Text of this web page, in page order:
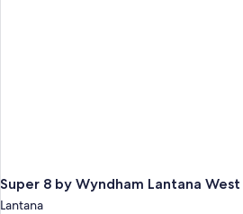
Super 8 by Wyndham Lantana West
Lantana